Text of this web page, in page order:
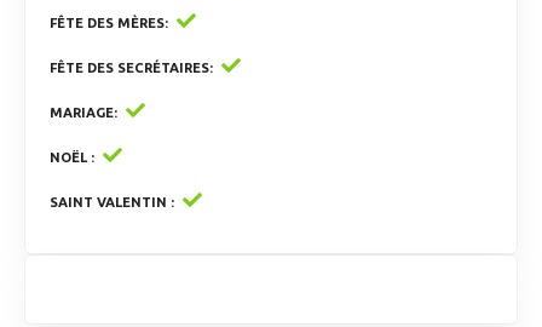
FÊTE DES MÈRES
FÊTE DES SECRÉTAIRES
MARIAGE
NOËL
SAINT VALENTIN